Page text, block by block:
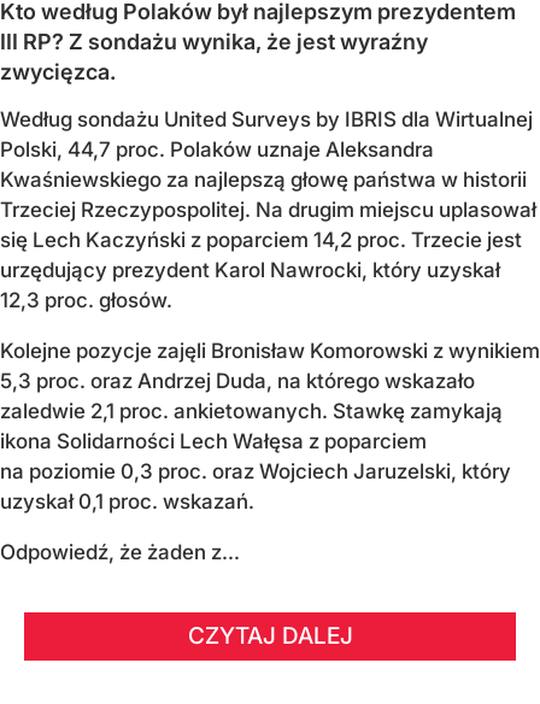
Kto według Polaków był najlepszym prezydentem
III RP? Z sondażu wynika, że jest wyraźny
zwycięzca.
Według sondażu United Surveys by IBRIS dla Wirtualnej
Polski, 44,7 proc. Polaków uznaje Aleksandra
Kwaśniewskiego za najlepszą głowę państwa w historii
Trzeciej Rzeczypospolitej. Na drugim miejscu uplasował
się Lech Kaczyński z poparciem 14,2 proc. Trzecie jest
urzędujący prezydent Karol Nawrocki, który uzyskał
12,3 proc. głosów.
Kolejne pozycje zajęli Bronisław Komorowski z wynikiem
5,3 proc. oraz Andrzej Duda, na którego wskazało
zaledwie 2,1 proc. ankietowanych. Stawkę zamykają
ikona Solidarności Lech Wałęsa z poparciem
na poziomie 0,3 proc. oraz Wojciech Jaruzelski, który
uzyskał 0,1 proc. wskazań.
Odpowiedź, że żaden z...
CZYTAJ DALEJ